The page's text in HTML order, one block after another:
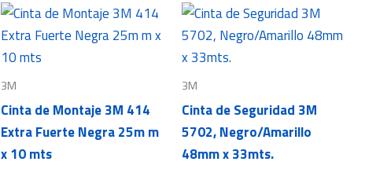
3M
Cinta de Montaje 3M 414
Extra Fuerte Negra 25m m
x 10 mts
3M
Cinta de Seguridad 3M
5702, Negro/Amarillo
48mm x 33mts.